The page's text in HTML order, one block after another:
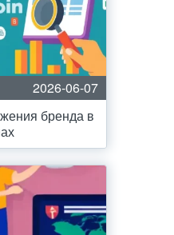
2026-06-07
бренда в